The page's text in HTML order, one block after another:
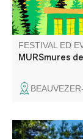
FESTIVAL ED
MURSmures